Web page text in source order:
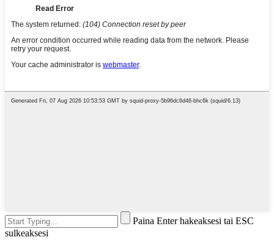
Paina Enter hakeaksesi tai ESC
sulkeaksesi